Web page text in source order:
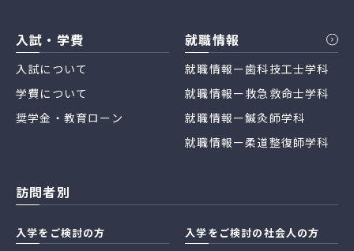
入試・学費
入試について
学費について
奨学金・教育ローン
就職情報
就職情報ー歯科技工士学科
就職情報ー救急救命士学科
就職情報ー鍼灸師学科
就職情報ー柔道整復師学科
訪問者別
入学をご検討の方 入学をご検討の社会人の方